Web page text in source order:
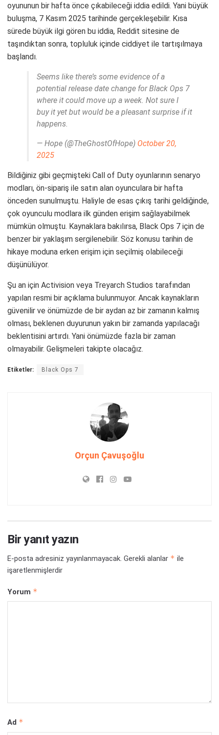
oyununun bir hafta önce çıkabileceği iddia edildi. Yani büyük
buluşma, 7 Kasım 2025 tarihinde gerçekleşebilir. Kısa
sürede büyük ilgi gören bu iddia, Reddit sitesine de
taşındıktan sonra, topluluk içinde ciddiyet ile tartışılmaya
başlandı.
Seems like there’s some evidence of a
potential release date change for Black Ops 7
where it could move up a week. Not sure I
buy it yet but would be a pleasant surprise if it
happens.
— Hope (@TheGhostOfHope) October 20,
2025
Bildiğiniz gibi geçmişteki Call of Duty oyunlarının senaryo
modları, ön-sipariş ile satın alan oyunculara bir hafta
önceden sunulmuştu. Haliyle de esas çıkış tarihi geldiğinde,
çok oyunculu modlara ilk günden erişim sağlayabilmek
mümkün olmuştu. Kaynaklara bakılırsa, Black Ops 7 için de
benzer bir yaklaşım sergilenebilir. Söz konusu tarihin de
hikaye moduna erken erişim için seçilmiş olabileceği
düşünülüyor.
Şu an için Activision veya Treyarch Studios tarafından
yapılan resmi bir açıklama bulunmuyor. Ancak kaynakların
güvenilir ve önümüzde de bir aydan az bir zamanın kalmış
olması, beklenen duyurunun yakın bir zamanda yapılacağı
beklentisini artırdı. Yani önümüzde fazla bir zaman
olmayabilir. Gelişmeleri takipte olacağız.
Etiketler: Black Ops 7
Orçun Çavuşoğlu
Bir yanıt yazın
E-posta adresiniz yayınlanmayacak. Gerekli alanlar * ile
işaretlenmişlerdir
Yorum *
Ad *